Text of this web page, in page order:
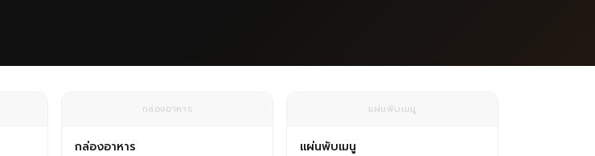
กล่องอาหาร
กล่องอาหาร
แผ่นพับเมนู
แผ่นพับเมนู